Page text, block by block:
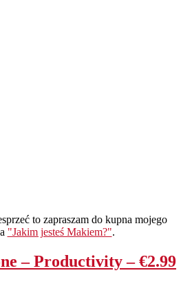
to zapraszam do kupna mojego
"Jakim jesteś Makiem?".
– Productivity – €2.99